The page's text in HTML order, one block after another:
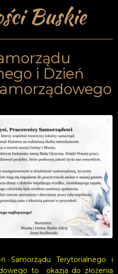
Buskie
i Dzień
Samorządu Terytorialnego i
to okazja do złożenia